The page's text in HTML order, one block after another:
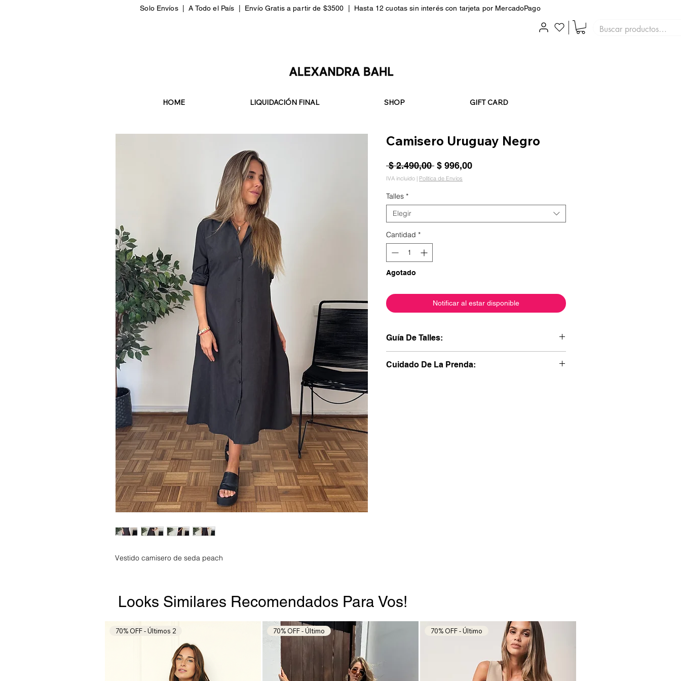
Solo Envíos | A Todo el País Envío Gratis a partir de $3500 | Hasta 12 cuotas sin interés con tarjeta por MercadoPago
HOME LIQUIDACIÓN FINAL SHOP GIFT CARD
Vestido camisero de seda peach
Camisero Uruguay Negro
$ 2.490,00 Precio
$ 996,00Precio
IVA incluido | Política de Envíos
Talles *
Elegir
Cantidad *
Agotado
Notificar al estar disponible
Guía De Talles:
Contorno de busto: 96cm
Cuidado De La Prenda:
Looks Similares Recomendados Para Vos!
70% OFF - Últimos 2 70% OFF - Último 70% OFF - Último